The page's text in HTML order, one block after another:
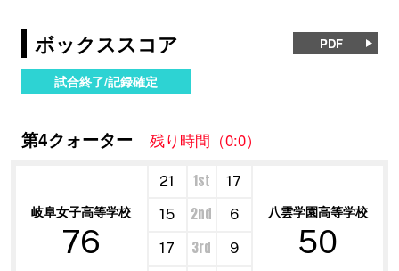
ボックススコア PDF
試合終了/記録確定
第4クォーター 残り時間（0:0）
岐阜女子高等学校
76
21 1st
17
八雲学園高等学校
50
15 2nd
6
17
3rd
9